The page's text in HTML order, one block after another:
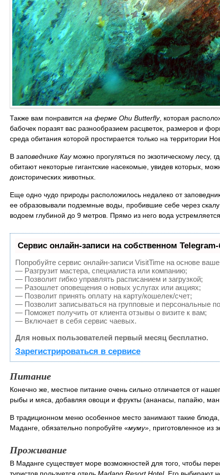
Также вам понравится на ферме Ohu Butterfly, которая
бабочек поразят вас разнообразием расцветок, размеров и
среда обитания которой простирается только на территории
В заповеднике Кауможно прогуляться по экзотическому лесу,
обитают некоторые гигантские насекомые, увидев которых,
доисторических животных.
Еще одно чудо природы расположилось недалеко от
ее образовывали подземные воды, пробившие себе через
водоем глубиной до 9 метров. Прямо из него вода
Сервис онлайн-записи на собственном Telegram-
Попробуйте сервис онлайн-записи VisitTime на основе
— Разгрузит мастера, специалиста или компанию;
— Позволит гибко управлять расписанием и загрузкой;
— Разошлет оповещения о новых услугах или акциях;
— Позволит принять оплату на карту/кошелек/счет;
— Позволит записываться на групповые и персональные
— Поможет получить от клиента отзывы о визите к вам;
— Включает в себя сервис чаевых.
Для новых пользователей первый месяц бесплатно.
Зарегистрироваться в сервисе
Питание
Конечно же, местное питание очень сильно отличается от
рыбы и мяса, добавляя овощи и фрукты (ананасы, папайю,
В традиционном меню особенное место занимают такие
Маданге, обязательно попробуйте «муму» , приготовленное
Проживание
В Маданге существует море возможностей для того, чтобы
туристов пользуется отель Madang Resort Hotel. Его выбирают